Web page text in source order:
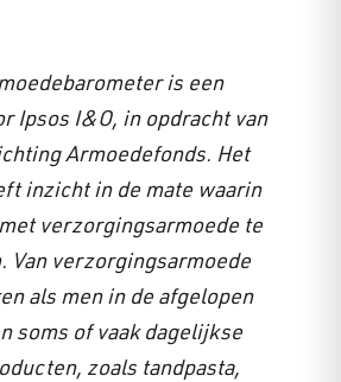
is een
Ipsos I&O, in opdracht van
Armoedefonds. Het
inzicht in de mate waarin
verzorgingsarmoede te
Van verzorgingsarmoede
als men in de afgelopen
soms of vaak dagelijkse
zoals tandpasta,